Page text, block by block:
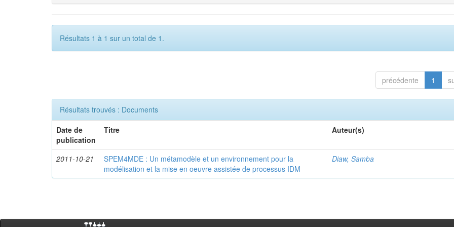
Résultats 1 à 1 sur un total de 1.
précédente 1
Résultats trouvés : Documents
Date de
publication
Titre Auteur(s)
2011-10-21
SPEM4MDE : Un métamodèle et un environnement pour la
modélisation et la mise en oeuvre assistée de processus IDM
Diaw, Samba